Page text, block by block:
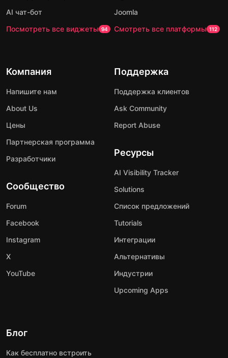
AI чат-бот
Посмотреть все виджеты 94
Joomla
Смотреть все платформы 112
Компания
Напишите нам
About Us
Цены
Партнерская программа
Разработчики
Сообщество
Forum
Facebook
Instagram
X
YouTube
Поддержка
Поддержка клиентов
Ask Community
Report Abuse
Ресурсы
AI Visibility Tracker
Solutions
Список предложений
Tutorials
Интеграции
Альтернативы
Индустрии
Upcoming Apps
Блог
Как бесплатно встроить